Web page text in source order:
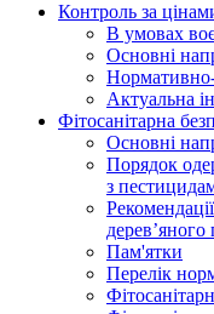
Контроль за
В умовах
Основні
Актуальна
Фітосанітарна
Основні
Порядок
з
дерев’яного
Пам'ятки
Перелік